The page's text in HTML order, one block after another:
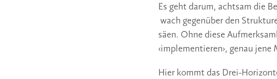
Es geht darum, achtsam die
wach gegenüber den
säen. Ohne diese
‹implementieren›, genau
Hier kommt das Drei-